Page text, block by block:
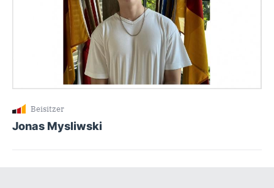
Beisitzer
Jonas Mysliwski